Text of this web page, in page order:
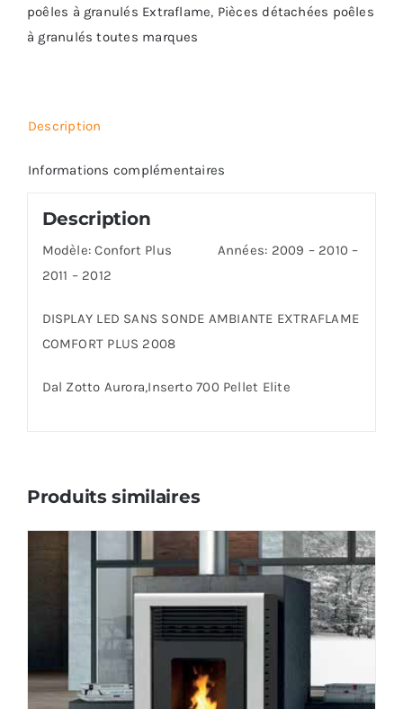
-
Ref
poêles à granulés Extraflame, Pièces détachées poêles
à granulés toutes marques
Description
Informations complémentaires
Description
Modèle: Confort Plus Années: 2009 – 2010 –
2011 – 2012
DISPLAY LED SANS SONDE AMBIANTE EXTRAFLAME
COMFORT PLUS 2008
Dal Zotto Aurora,Inserto 700 Pellet Elite
Produits similaires